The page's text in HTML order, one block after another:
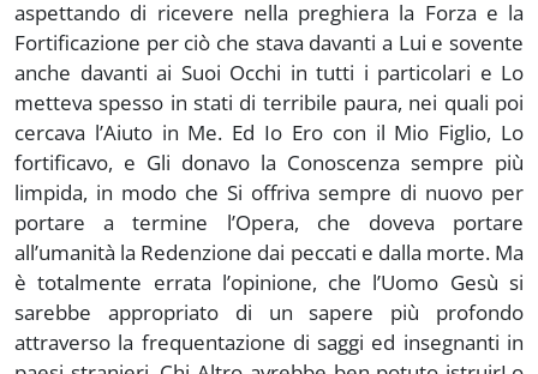
aspettando di ricevere nella preghiera la Forza e la
Fortificazione per ciò che stava davanti a Lui e sovente
anche davanti ai Suoi Occhi in tutti i particolari e Lo
metteva spesso in stati di terribile paura, nei quali poi
cercava l’Aiuto in Me. Ed Io Ero con il Mio Figlio, Lo
fortificavo, e Gli donavo la Conoscenza sempre più
limpida, in modo che Si offriva sempre di nuovo per
portare a termine l’Opera, che doveva portare
all’umanità la Redenzione dai peccati e dalla morte. Ma
è totalmente errata l’opinione, che l’Uomo Gesù si
sarebbe appropriato di un sapere più profondo
attraverso la frequentazione di saggi ed insegnanti in